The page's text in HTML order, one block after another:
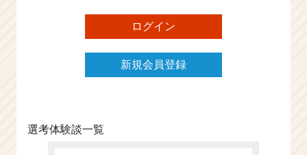
ト
が
届
く
ログイン
新規会員登録
選考体験談一覧